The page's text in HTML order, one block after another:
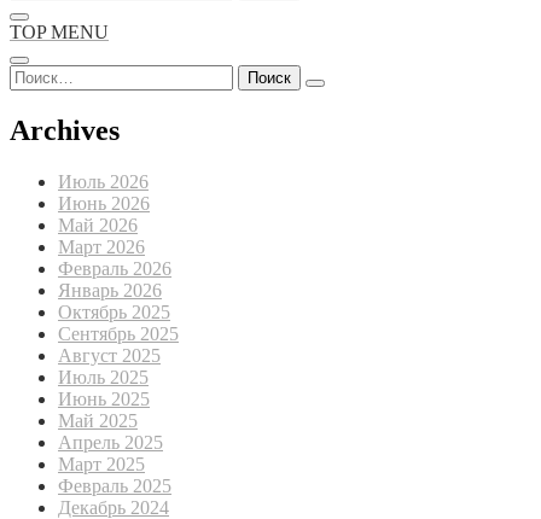
TOP MENU
Найти:
Archives
Июль 2026
Июнь 2026
Май 2026
Март 2026
Февраль 2026
Январь 2026
Октябрь 2025
Сентябрь 2025
Август 2025
Июль 2025
Июнь 2025
Май 2025
Апрель 2025
Март 2025
Февраль 2025
Декабрь 2024